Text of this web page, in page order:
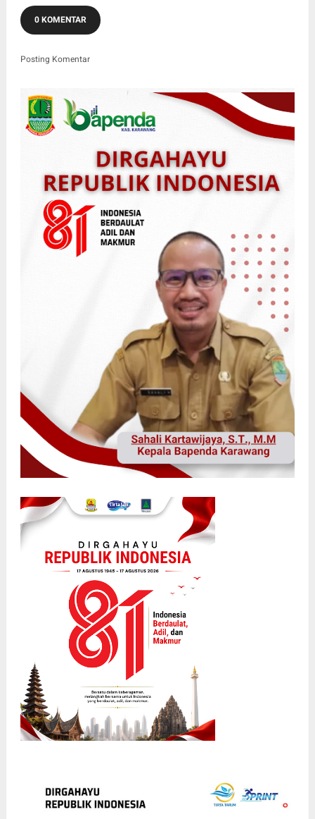
0 KOMENTAR
Posting Komentar